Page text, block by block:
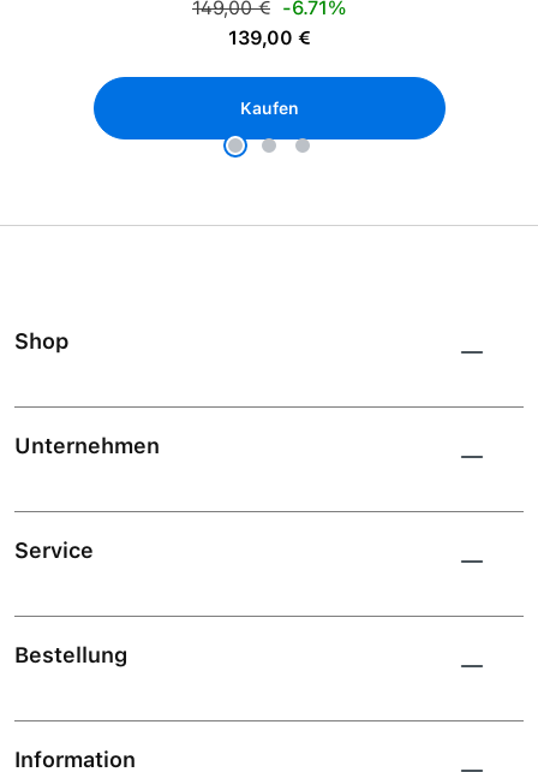
Verkaufspreis:
Regulärer Preis:
149,00 € -6.71%
139,00 €
Kaufen
Shop
Unternehmen
Service
Bestellung
Information